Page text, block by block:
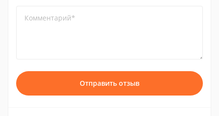
Комментарий*
Отправить отзыв